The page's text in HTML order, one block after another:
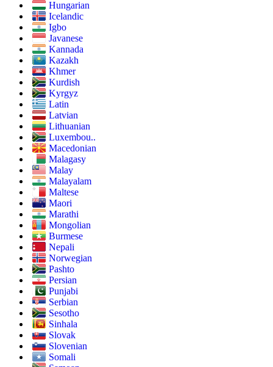
Hungarian
Icelandic
Igbo
Javanese
Kannada
Kazakh
Khmer
Kurdish
Kyrgyz
Latin
Latvian
Lithuanian
Luxembou..
Macedonian
Malagasy
Malay
Malayalam
Maltese
Maori
Marathi
Mongolian
Burmese
Nepali
Norwegian
Pashto
Persian
Punjabi
Serbian
Sesotho
Sinhala
Slovak
Slovenian
Somali